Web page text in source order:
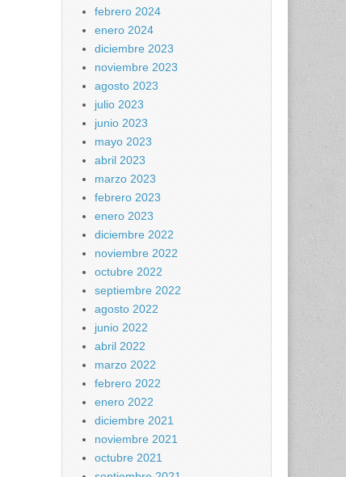
febrero 2024
enero 2024
diciembre 2023
noviembre 2023
agosto 2023
julio 2023
junio 2023
mayo 2023
abril 2023
marzo 2023
febrero 2023
enero 2023
diciembre 2022
noviembre 2022
octubre 2022
septiembre 2022
agosto 2022
junio 2022
abril 2022
marzo 2022
febrero 2022
enero 2022
diciembre 2021
noviembre 2021
octubre 2021